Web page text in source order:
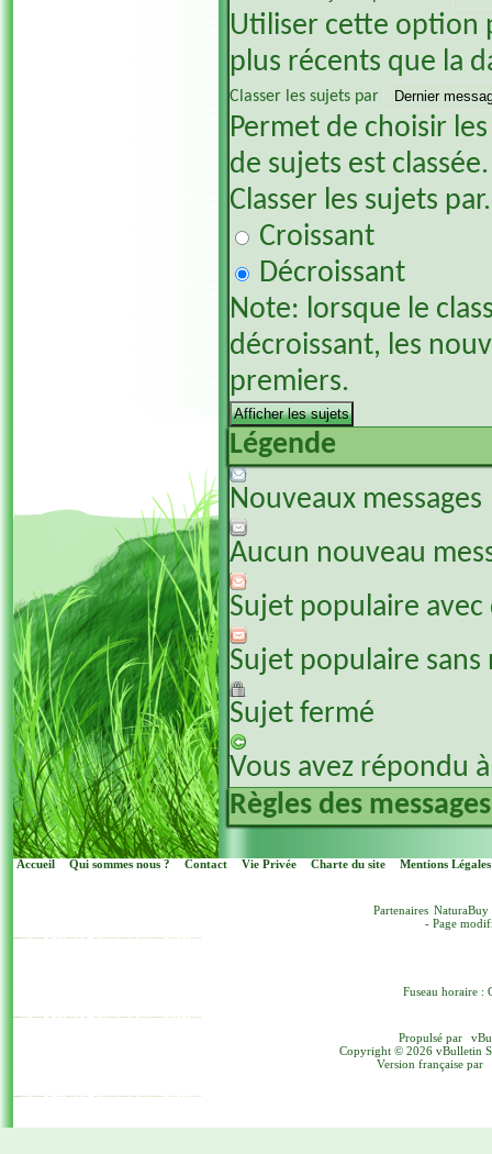
Utiliser cette option
plus récents que la
Classer les sujets par
Permet de choisir
de sujets est classée.
Classer les sujets
Croissant
Décroissant
Note: lorsque le
décroissant, les
premiers.
Légende
Nouveaux messages
Aucun nouveau
Sujet populaire
Sujet populaire
Sujet fermé
Vous avez répondu
Règles des messages
Accueil Qui sommes nous ? Contact Vie Privée Charte du site Mentions Légales
Partenaires NaturaBuy
- Page
Fuseau horaire :
Propulsé par
Copyright © 2026 vBulletin
Version française par